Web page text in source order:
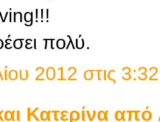
πολύ.
2012 στις
Κατερίνα από